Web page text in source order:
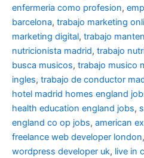
enfermeria como profesion,
barcelona, trabajo marketing
marketing digital, trabajo
nutricionista madrid, trabajo
busca musicos, trabajo musico
ingles, trabajo de conductor
hotel madrid homes england
health education england jobs,
england co op jobs, american
freelance web developer london,
wordpress developer uk, live in